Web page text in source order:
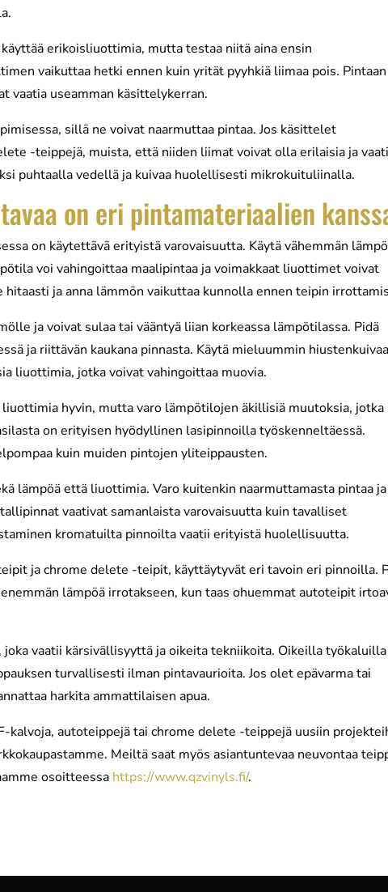
erikoisliuottimia, mutta testaa niitä aina ensin
vaikuttaa hetki ennen kuin yrität pyyhkiä liimaa pois. Pintaan
vaatia useamman käsittelykerran.
sillä ne voivat naarmuttaa pintaa. Jos käsittelet
-teippejä, muista, että niiden liimat voivat olla erilaisia ja
puhtaalla vedellä ja kuivaa huolellisesti mikrokuituliinalla.
on eri pintamateriaalien
on käytettävä erityistä varovaisuutta. Käytä vähemmän
voi vahingoittaa maalipintaa ja voimakkaat liuottimet voivat
ja anna lämmön vaikuttaa kunnolla ennen teipin
ja voivat sulaa tai vääntyä liian korkeassa lämpötilassa. Pidä
ja riittävän kaukana pinnasta. Käytä mieluummin
liuottimia, jotka voivat vahingoittaa muovia.
hyvin, mutta varo lämpötilojen äkillisiä muutoksia, jotka
on erityisen hyödyllinen lasipinnoilla työskenneltäessä.
kuin muiden pintojen yliteippausten.
lämpöä että liuottimia. Varo kuitenkin naarmuttamasta pintaa ja
vaativat samanlaista varovaisuutta kuin tavalliset
kromatuilta pinnoilta vaatii erityistä huolellisuutta.
ja chrome delete -teipit, käyttäytyvät eri tavoin eri pinnoilla.
lämpöä irrotakseen, kun taas ohuemmat autoteipit
vaatii kärsivällisyyttä ja oikeita tekniikoita. Oikeilla
turvallisesti ilman pintavaurioita. Jos olet epävarma tai
harkita ammattilaisen apua.
kalvoja, autoteippejä tai chrome delete -teippejä uusiin
Meiltä saat myös asiantuntevaa neuvontaa
osoitteessa https://www.qzvinyls.fi/.